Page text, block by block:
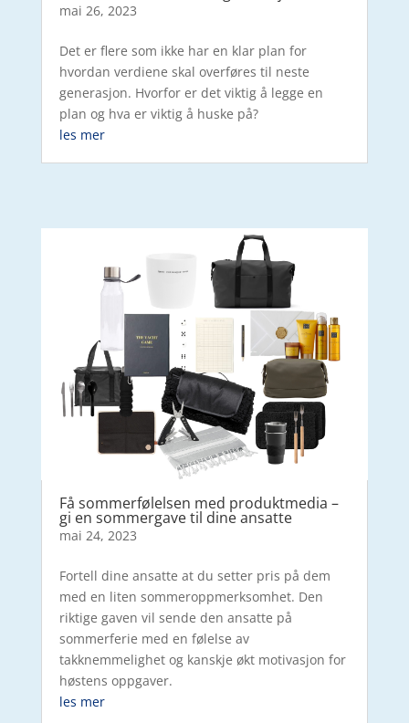
mai 26, 2023
Det er flere som ikke har en klar plan for
hvordan verdiene skal overføres til neste
generasjon. Hvorfor er det viktig å legge en
plan og hva er viktig å huske på?
les mer
Få sommerfølelsen med produktmedia –
gi en sommergave til dine ansatte
mai 24, 2023
Fortell dine ansatte at du setter pris på dem
med en liten sommeroppmerksomhet. Den
riktige gaven vil sende den ansatte på
sommerferie med en følelse av
takknemmelighet og kanskje økt motivasjon for
høstens oppgaver.
les mer